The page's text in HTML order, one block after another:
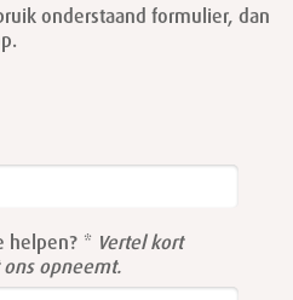
onderstaand formulier, dan
helpen?
Vertel kort
opneemt.